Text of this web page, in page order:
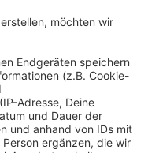
die Kirmes
Parkplatz an der
auf dem
am Rathaus,
Die Schießbude vor
über